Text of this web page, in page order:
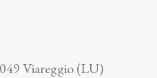
Viareggio (LU)